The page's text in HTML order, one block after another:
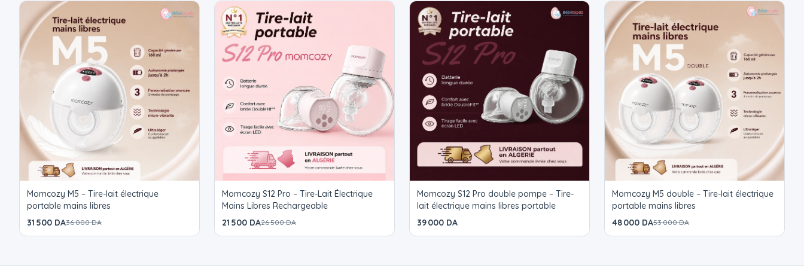
aux douleurs liées à l'allaitement grâce à son protège-téton sans BPA. Il soulage
les douleurs et les douleurs, rendant votre allaitement plus fluide et plus sûr.
PERSONNALISÉ : Maximisez votre extraction de lait en consultant notre guide des
tailles de tétines. Pour les tétines de moins de 17 mm, pensez à améliorer votre
expérience avec nos coussinets spécialement conçus par Elvie
Momcozy M5 – Tire-lait électrique
portable mains libres
31 500 DA36 000 DA
Momcozy S12 Pro – Tire-Lait Électrique
Mains Libres Rechargeable
21 500 DA26 500 DA
Momcozy S12 Pro double pompe – Tire-
lait électrique mains libres portable
39 000 DA
Momcozy M5 double – Tire-lait électrique
portable mains libres
48 000 DA53 000 DA